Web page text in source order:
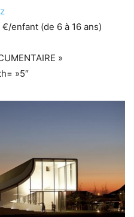
enfant (de 6 à 16 ans)
»
»5″